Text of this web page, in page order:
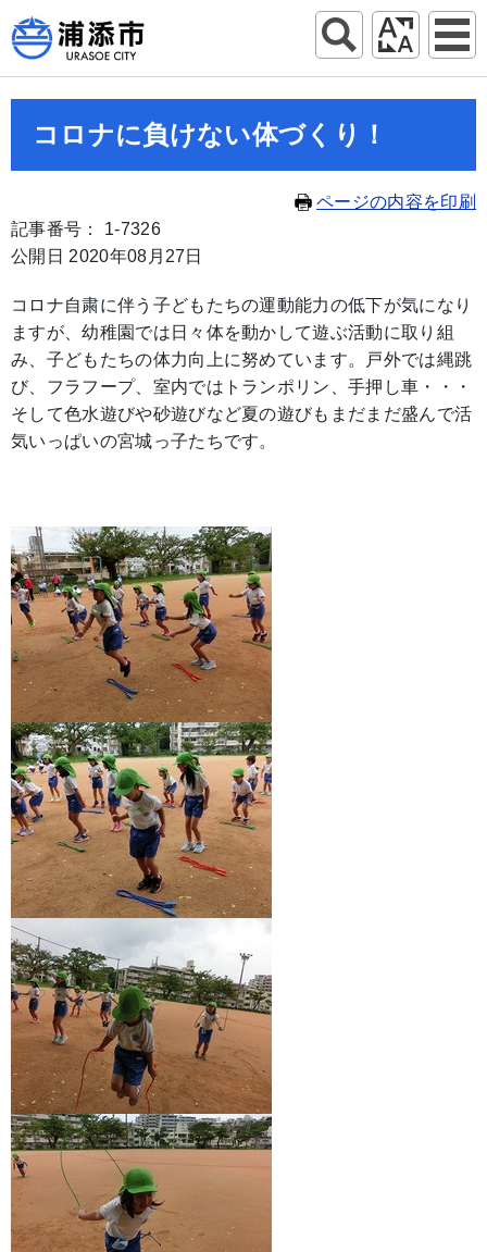
コロナに負けない体づくり！
ページの内容を印刷
記事番号： 1-7326
公開日 2020年08月27日
コロナ自粛に伴う子どもたちの運動能力の低下が気になり
ますが、幼稚園では日々体を動かして遊ぶ活動に取り組
み、子どもたちの体力向上に努めています。戸外では縄跳
び、フラフープ、室内ではトランポリン、手押し車・・・
そして色水遊びや砂遊びなど夏の遊びもまだまだ盛んで活
気いっぱいの宮城っ子たちです。